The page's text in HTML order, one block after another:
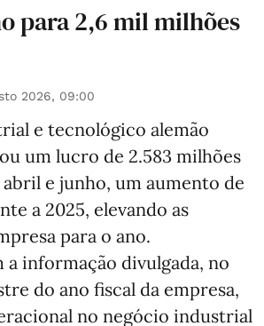
para 2,6 mil milhões
2026, 09:00
e tecnológico alemão
um lucro de 2.583 milhões
e junho, um aumento de
a 2025, elevando as
para o ano.
a informação divulgada, no
do ano fiscal da empresa,
no negócio industrial